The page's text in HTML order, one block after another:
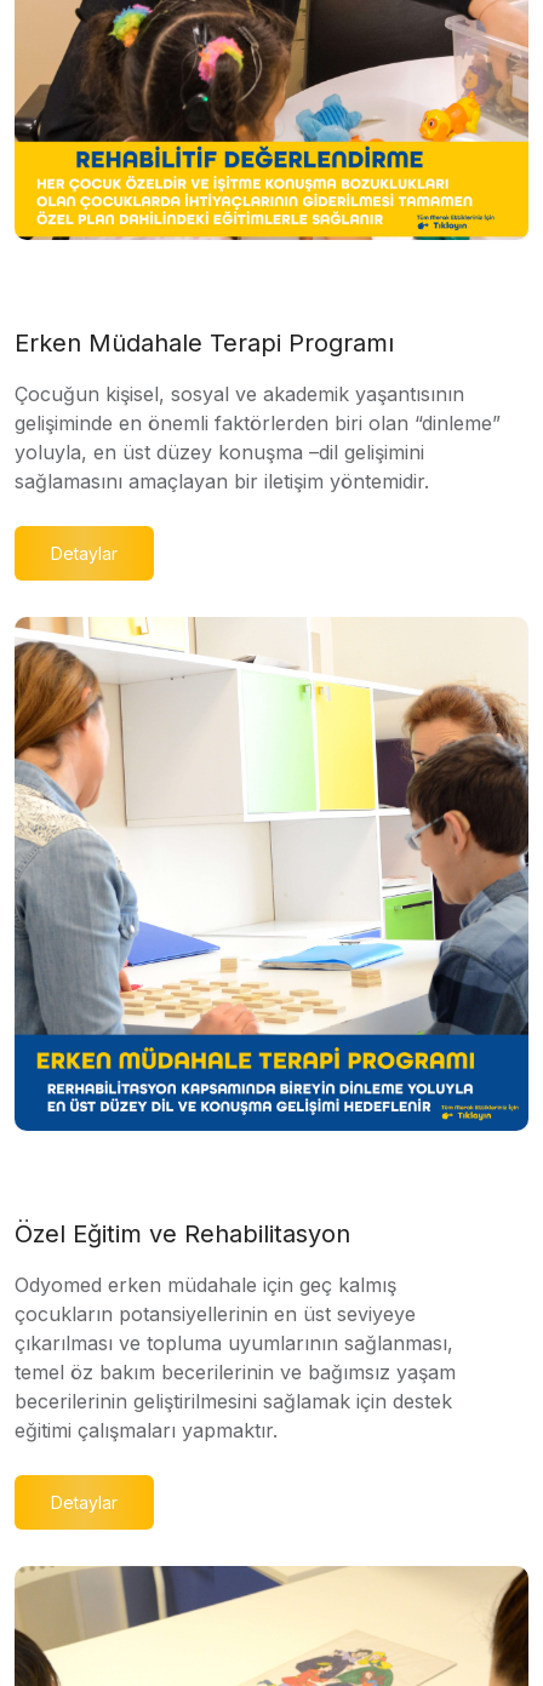
Erken Müdahale Terapi Programı
Çocuğun kişisel, sosyal ve akademik yaşantısının
gelişiminde en önemli faktörlerden biri olan “dinleme”
yoluyla, en üst düzey konuşma –dil gelişimini
sağlamasını amaçlayan bir iletişim yöntemidir.
Detaylar
Özel Eğitim ve Rehabilitasyon
Odyomed erken müdahale için geç kalmış
çocukların potansiyellerinin en üst seviyeye
çıkarılması ve topluma uyumlarının sağlanması,
temel öz bakım becerilerinin ve bağımsız yaşam
becerilerinin geliştirilmesini sağlamak için destek
eğitimi çalışmaları yapmaktır.
Detaylar